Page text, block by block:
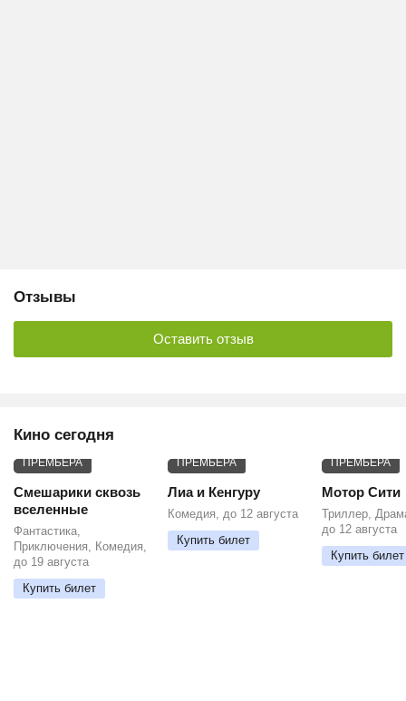
Отзывы
Оставить отзыв
Кино сегодня
ПРЕМЬЕРА
Смешарики сквозь
вселенные
Фантастика,
Приключения, Комедия,
до 19 августа
Купить билет
ПРЕМЬЕРА
Лиа и Кенгуру
Комедия, до 12 августа
Купить билет
ПРЕМЬЕРА
Мотор Сити
Триллер,
до 12 августа
Купить билет